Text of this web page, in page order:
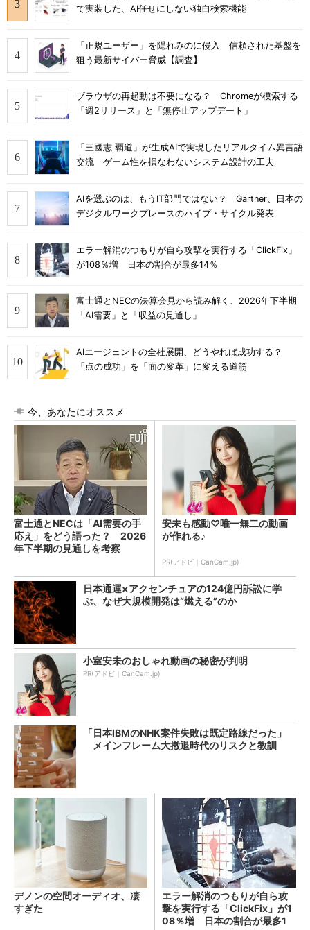
で実装した、AI任せにしない独自検索機能
「正規ユーザー」を隠れみのに侵入 信頼された基盤を
狙う最新サイバー脅威【調査】
ブラウザの再起動は不要になる？ Chromeが模索する
「週2リリース」と「無停止アップデート」
「三國志 覇道」が生成AIで実現したリアルタイム異言語
交流 ゲーム性を損なわないシステム設計の工夫
AIを選ぶのは、もうIT部門ではない？ Gartner、日本の
デジタルワークプレースのハイプ・サイクル発表
エラー解消のつもりが自ら攻撃を実行する「ClickFix」
が108％増 日本の割合が最多14％
富士通とNECの決算会見から読み解く、2026年下半期
「AI需要」と「収益の見通し」
AIエージェントの全社展開、どうやれば成功する？
「点の成功」を「面の変革」に変える道筋
今、あなたにオススメ
富士通とNECは「AI需要の手
応え」をどう語った？ 2026
年下半期の見通しを考察
安未も感動♡唯一無二の動画
が作れる♪
PR(アドビ｜CanCam.jp)
日本通運×アクセンチュアの124億円訴訟に学
ぶ、なぜ大規模開発は“燃える”のか
小室安未のおしゃれ動画の秘密が判明
PR(アドビ｜CanCam.jp)
「日本IBMのNHK案件失敗は既定路線だった」
メインフレーム大撤退時代のリスクと教訓
デノンの空間オーディオ、凄
すぎた
エラー解消のつもりが自ら攻
撃を実行する「ClickFix」が1
08％増 日本の割合が最多1